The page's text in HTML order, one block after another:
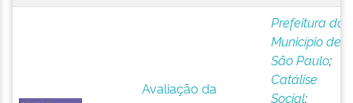
Avaliação da
Prefeitura do
Município de
São Paulo;
Catálise
Social;